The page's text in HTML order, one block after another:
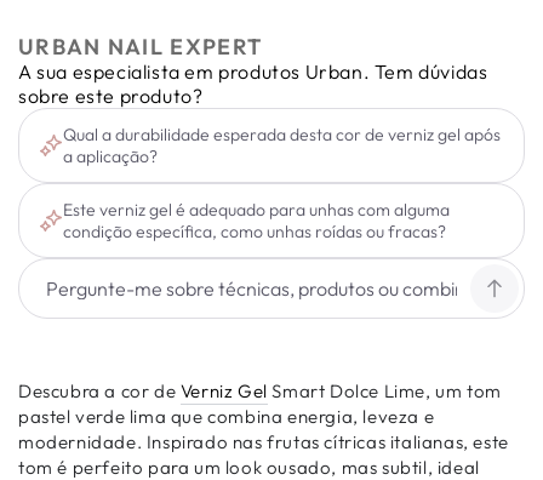
Lime
15ml
Lime
15ml
URBAN NAIL EXPERT
A sua especialista em produtos Urban. Tem dúvidas
sobre este produto?
Qual a durabilidade esperada desta cor de verniz gel após
a aplicação?
Este verniz gel é adequado para unhas com alguma
condição específica, como unhas roídas ou fracas?
Descubra a cor de Verniz Gel Smart Dolce Lime, um tom
pastel verde lima que combina energia, leveza e
modernidade. Inspirado nas frutas cítricas italianas, este
tom é perfeito para um look ousado, mas subtil, ideal